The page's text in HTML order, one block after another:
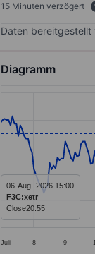
15 Minuten verzögert
Daten bereitgestellt
Diagramm
Line chart with
The chart has 1
The chart has 1
Juli 8 9
06-Aug.-2026 15:00
F3C:xetr
Close20.55